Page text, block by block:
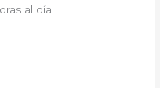
al día: